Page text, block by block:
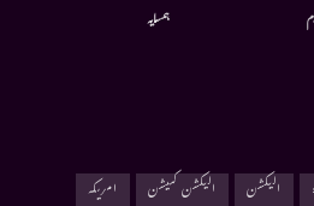
ہمسایہ
الیکشن الیکشن کمیشن امریکہ